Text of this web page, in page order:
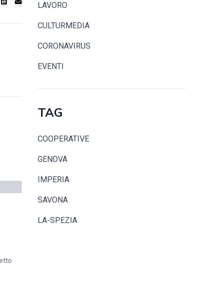
LAVORO
CULTURMEDIA
CORONAVIRUS
EVENTI
TAG
COOPERATIVE
GENOVA
IMPERIA
SAVONA
LA-SPEZIA